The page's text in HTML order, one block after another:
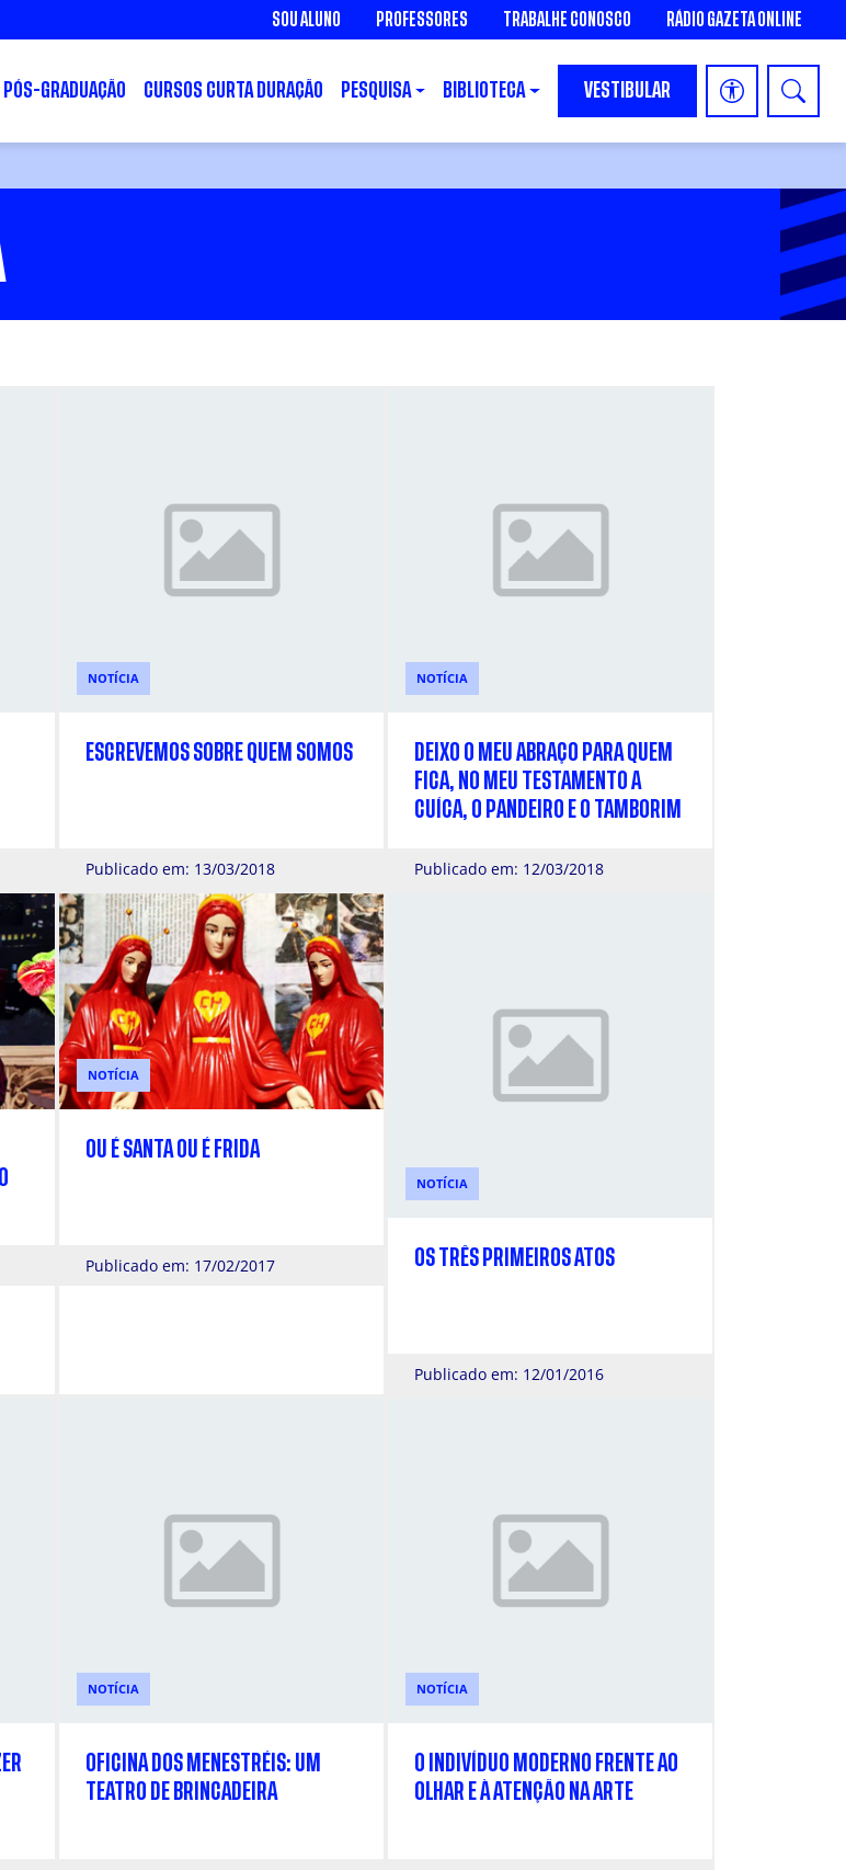
SOU ALUNO PROFESSORES TRABALHE CONOSCO RÁDIO GAZETA ONLINE
PÓS-GRADUAÇÃO CURSOS CURTA DURAÇÃO PESQUISA BIBLIOTECA VESTIBULAR
NOTÍCIA
ESCREVEMOS SOBRE QUEM SOMOS
Publicado em: 13/03/2018
NOTÍCIA
DEIXO O MEU ABRAÇO PARA QUEM
FICA, NO MEU TESTAMENTO A
CUÍCA, O PANDEIRO E O TAMBORIM
Publicado em: 12/03/2018
NOTÍCIA
OU É SANTA OU É FRIDA
Publicado em: 17/02/2017
NOTÍCIA
OS TRÊS PRIMEIROS ATOS
Publicado em: 12/01/2016
NOTÍCIA
OFICINA DOS MENESTRÉIS: UM
TEATRO DE BRINCADEIRA
NOTÍCIA
O INDIVÍDUO MODERNO FRENTE AO
OLHAR E À ATENÇÃO NA ARTE